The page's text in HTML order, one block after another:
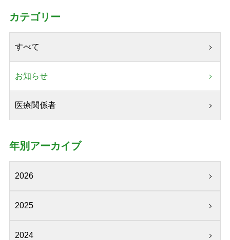
カテゴリー
すべて
お知らせ
医療関係者
年別アーカイブ
2026
2025
2024